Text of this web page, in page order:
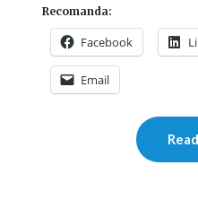
Recomanda:
Facebook
Email